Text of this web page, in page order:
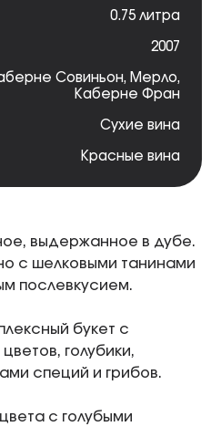
0.75 литра
2007
Совиньон, Мерло,
Каберне Фран
Сухие вина
Красные вина
выдержанное в дубе.
с шелковыми танинами
послевкусием.
букет с
голубики,
специй и грибов.
с голубыми